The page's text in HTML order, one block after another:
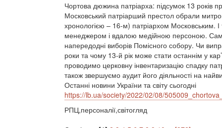
Чортова дюжина патріарха: підсумок 13 років
Московський патріарший престол обрали
хронологією – 16-м) патріархом Московським.
менеджером і вдалою медійною персоною.
напередодні виборів Помісного собору. Чи
роки та чому 13-й рік може стати останнім у
проводимо церковну інвентаризацію спадку
також звершуємо аудит його діяльності на
Останні новини України та світу сьогодні
https://lb.ua/society/2022/02/08/
РПЦ,персоналії,світогляд